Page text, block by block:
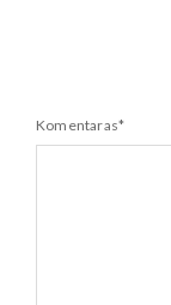
Komentaras*